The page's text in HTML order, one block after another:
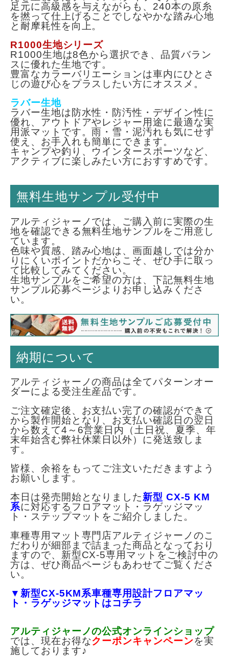
足元に高級感を与えながらも、240本の原糸
を撚って仕上げることでしなやかな踏み心地
と耐摩耗性を向上。
R1000生地シリーズ
R1000生地は8色から選択でき、品質バラン
スに優れた生地です。
豊富なカラーバリエーションは車内にひとさ
じの遊び心をプラスしたい方にオススメ。
ラバー生地
ラバー生地は防水性・防汚性・デザイン性に
優れ、アウトドアやレジャー用途に最適な実
用派マットです。雨・雪・泥汚れも気にせず
使え、お手入れも簡単にできます。
キャンプや釣り、ウインタースポーツなど、
アクティブに楽しみたい方におすすめです。
無料生地サンプル受付中
アルティジャーノでは、ご購入前に実際の生
地を確認できる無料生地サンプルをご用意し
ています。
色味や質感、踏み心地は、画面越しでは分か
りにくいポイントだからこそ、ぜひ手に取っ
て比較してみてください。
生地サンプルをご希望の方は、下記無料生地
サンプル応募ページよりお申し込みくださ
い。
納期について
アルティジャーノの商品は全てパターンオー
ダーによる受注生産品です。
ご注文確定後、お支払い完了の確認ができて
から製作開始となり、お支払い確認日の翌日
から数えて4～6営業日内（土日祝、夏季、年
末年始含む弊社休業日以外）に発送致しま
す。
皆様、余裕をもってご注文いただきますよう
お願いします。
本日は発売開始となりました新型 CX-5 KM
系に対応するフロアマット・ラゲッジマッ
ト・ステップマットをご紹介しました。
車種専用マット専門店アルティジャーノのこ
だわりが細部まで詰まった商品となっており
ますので、 新型CX-5専用マット をご検討中の
方は、ぜひ商品ページもあわせてご覧くださ
い。
▼新型CX-5KM系車種専用設計フロアマッ
ト・ラゲッジマットはコチラ
アルティジャーノの公式オンラインショップ
では、現在お得なクーポンキャンペーンを実
施しております♪